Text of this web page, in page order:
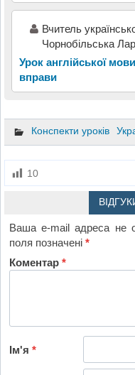
Вчитель
Чорнобільська
Урок англійської
вправи
Конспекти уроків
10
Ваша e-mail адреса не
поля позначені*
Коментар*
Ім'я*